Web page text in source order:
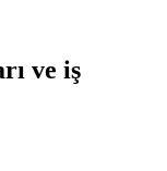
ve iş